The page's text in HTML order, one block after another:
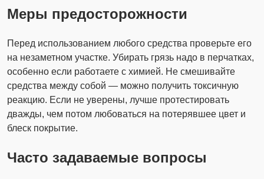
Меры предосторожности
Перед использованием любого средства проверьте его
на незаметном участке. Убирать грязь надо в перчатках,
особенно если работаете с химией. Не смешивайте
средства между собой — можно получить токсичную
реакцию. Если не уверены, лучше протестировать
дважды, чем потом любоваться на потерявшее цвет и
блеск покрытие.
Часто задаваемые вопросы